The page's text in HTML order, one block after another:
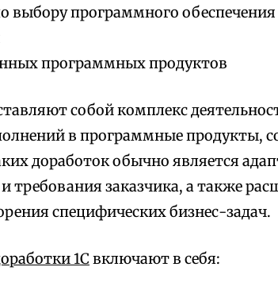
выбору программного обеспечения
программных продуктов
собой комплекс
в программные продукты,
доработок обычно является
требования заказчика, а также
специфических бизнес-задач.
1С включают в себя: